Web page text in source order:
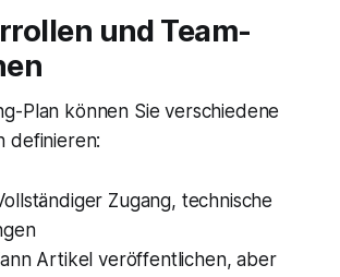
und Team-
Plan können Sie verschiedene
definieren:
Zugang, technische
Artikel veröffentlichen, aber